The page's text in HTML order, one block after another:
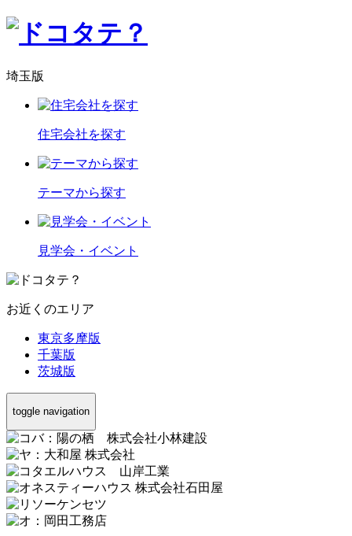
埼玉版
住宅会社を探す
テーマから探す
見学会・イベント
お近くのエリア
東京多摩版
千葉版
茨城版
toggle navigation